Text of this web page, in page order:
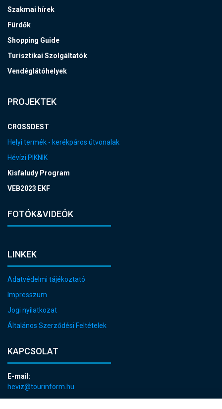
Szakmai hírek
Fürdők
Shopping Guide
Turisztikai Szolgáltatók
Vendéglátóhelyek
PROJEKTEK
CROSSDEST
Helyi termék - kerékpáros útvonalak
Hévízi PIKNIK
Kisfaludy Program
VEB2023 EKF
FOTÓK&VIDEÓK
LINKEK
Adatvédelmi tájékoztató
Impresszum
Jogi nyilatkozat
Általános Szerződési Feltételek
KAPCSOLAT
E-mail:
heviz@tourinform.hu